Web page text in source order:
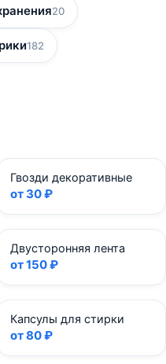
20
182
Гвозди декоративные
от 30 ₽
Двусторонняя лента
от 150 ₽
Капсулы для стирки
от 80 ₽